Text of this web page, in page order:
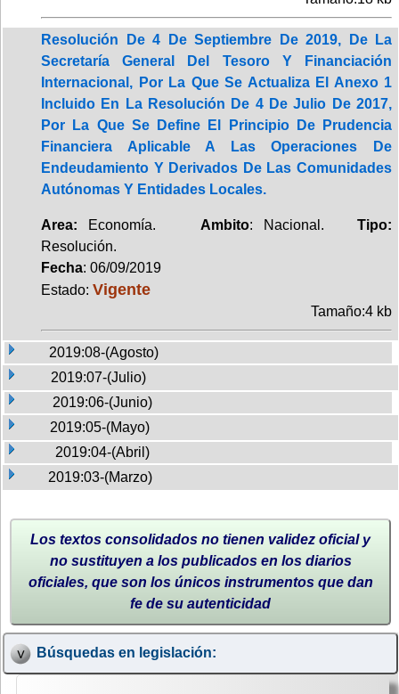
Resolución De 4 De Septiembre De 2019, De La
Secretaría General Del Tesoro Y Financiación
Internacional, Por La Que Se Actualiza El Anexo 1
Incluido En La Resolución De 4 De Julio De 2017,
Por La Que Se Define El Principio De Prudencia
Financiera Aplicable A Las Operaciones De
Endeudamiento Y Derivados De Las Comunidades
Autónomas Y Entidades Locales.
Area: Economía. Ambito: Nacional.Tipo:
Resolución.
Fecha: 06/09/2019
Estado: Vigente
Tamaño:4 kb
2019:08-(Agosto)
2019:07-(Julio)
2019:06-(Junio)
2019:05-(Mayo)
2019:04-(Abril)
2019:03-(Marzo)
Los textos consolidados no tienen validez oficial y
no sustituyen a los publicados en los diarios
oficiales, que son los únicos instrumentos que dan
fe de su autenticidad
Búsquedas en legislación: